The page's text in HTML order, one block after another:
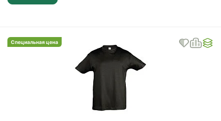
Специальная цена